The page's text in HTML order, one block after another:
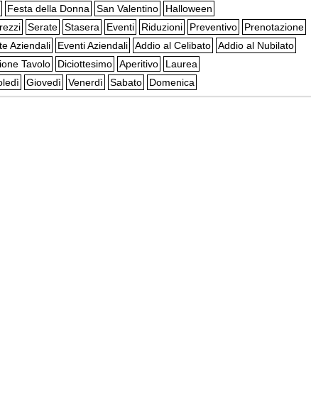
Festa della Donna San Valentino
Halloween
Serate Stasera Eventi Riduzioni Preventivo
Prenotazione
Aziendali Eventi Aziendali Addio al Celibato
Addio al Nubilato
Tavolo Diciottesimo Aperitivo
Laurea
Giovedì Venerdì Sabato Domenica